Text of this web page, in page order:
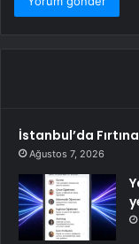
İstanbul’da
Ağustos 7, 2026